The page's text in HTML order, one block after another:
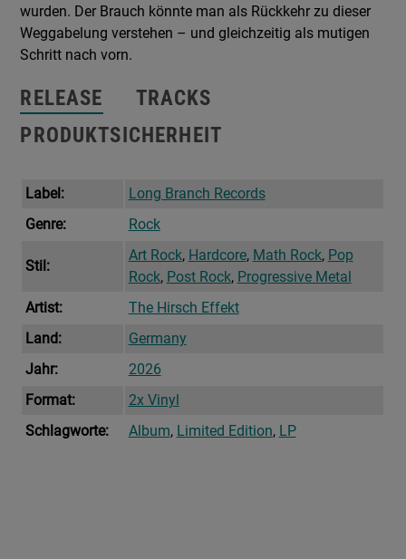
wurden. Der Brauch könnte man als Rückkehr zu dieser
Weggabelung verstehen – und gleichzeitig als mutigen
Schritt nach vorn.
RELEASE
TRACKS
PRODUKTSICHERHEIT
Label:
Long Branch Records
Genre:
Rock
Stil:
Art Rock, Hardcore, Math Rock, Pop
Rock, Post Rock, Progressive Metal
Artist:
The Hirsch Effekt
Land:
Germany
Jahr:
2026
Format:
2x Vinyl
Schlagworte:
Album, Limited Edition, LP